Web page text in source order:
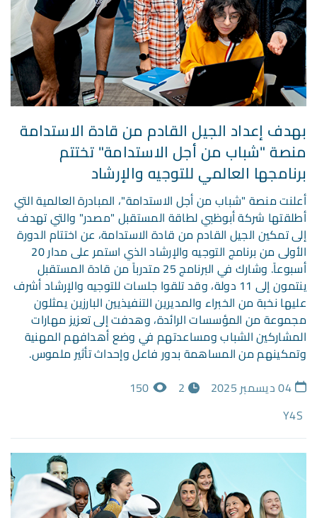
بهدف إعداد الجيل القادم من قادة الاستدامة
منصة "شباب من أجل الاستدامة" تختتم
برنامجها العالمي للتوجيه والإرشاد
أعلنت منصة "شباب من أجل الاستدامة"، المبادرة العالمية التي
أطلقتها شركة أبوظبي لطاقة المستقبل "مصدر" والتي تهدف
إلى تمكين الجيل القادم من قادة الاستدامة، عن اختتام الدورة
الأولى من برنامج التوجيه والإرشاد الذي استمر على مدار 20
أسبوعاً. وشارك في البرنامج 25 متدرباً من قادة المستقبل
ينتمون إلى 11 دولة، وقد تلقوا جلسات للتوجيه والإرشاد أشرف
عليها نخبة من الخبراء والمديرين التنفيذيين البارزين يمثلون
مجموعة من المؤسسات الرائدة، وهدفت إلى تعزيز مهارات
المشاركين الشباب ومساعدتهم في وضع أهدافهم المهنية
وتمكينهم من المساهمة بدور فاعل وإحداث تأثير ملموس.
04 ديسمبر 2025
2
150
Y4S